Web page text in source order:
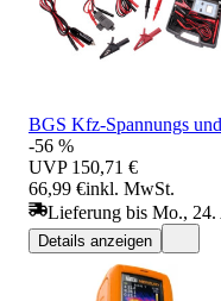
BGS Kfz-Spannungs
-56 %
UVP 150,71 €
66,99 €inkl. MwSt.
Lieferung bis Mo., 24.
Details anzeigen